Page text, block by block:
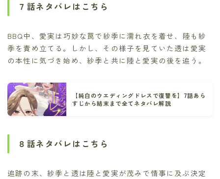
７話ネタバレはこちら
BBQ中、愛実は巧妙な罠で紗季に濡れ衣を着せ、陸も紗
季を責め立てる。しかし、その様子を見ていた透は愛実
の本性に気づき始め、紗季と共に陸と愛実の後を追う。
【純白のウエディングドレスで復讐を】7話あら
すじから結末まで全てネタバレ解説
８話ネタバレはこちら
追跡の末、紗季と透は陸と愛実が茂みで情事に及ぶ決定